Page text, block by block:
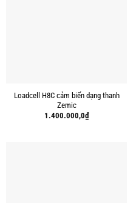
Loadcell H8C cảm biến dạng thanh
Zemic
1.400.000,0₫